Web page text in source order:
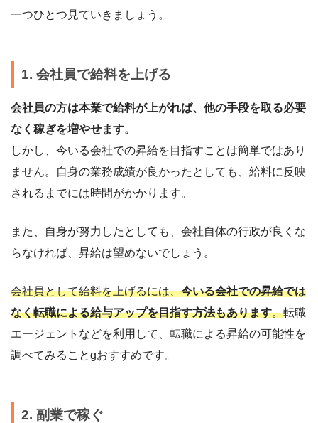
一つひとつ見ていきましょう。
1. 会社員で給料を上げる
会社員の方は本業で給料が上がれば、他の手段を取る必要
なく稼ぎを増やせます。
しかし、今いる会社での昇給を目指すことは簡単ではあり
ません。自身の業務成績が良かったとしても、給料に反映
されるまでには時間がかかります。
また、自身が努力したとしても、会社自体の行政が良くな
らなければ、昇給は望めないでしょう。
会社員として給料を上げるには、今いる会社での昇給では
なく転職による給与アップを目指す方法もあります。転職
エージェントなどを利用して、転職による昇給の可能性を
調べてみることgおすすめです。
2. 副業で稼ぐ